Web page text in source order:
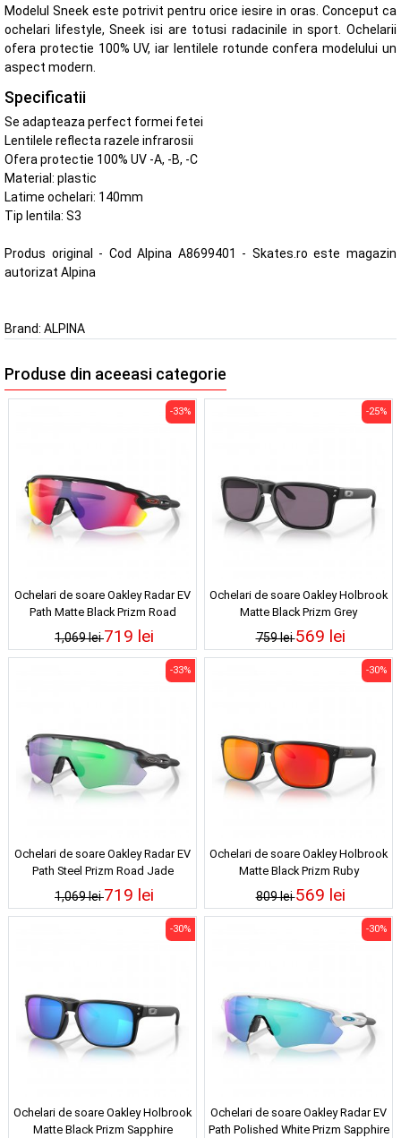
Modelul Sneek este potrivit pentru orice iesire in oras. Conceput ca
ochelari lifestyle, Sneek isi are totusi radacinile in sport. Ochelarii
ofera protectie 100% UV, iar lentilele rotunde confera modelului un
aspect modern.
Specificatii
Se adapteaza perfect formei fetei
Lentilele reflecta razele infrarosii
Ofera protectie 100% UV -A, -B, -C
Material: plastic
Latime ochelari: 140mm
Tip lentila: S3
Produs original - Cod Alpina A8699401 - Skates.ro este magazin
autorizat Alpina
Brand: ALPINA
Produse din aceeasi categorie
Ochelari de soare Oakley Radar EV
Path Matte Black Prizm Road
1,069 lei
-33%
719 lei
Ochelari de soare Oakley Holbrook
Matte Black Prizm Grey
759 lei
-25%
569 lei
Ochelari de soare Oakley Radar EV
Path Steel Prizm Road Jade
1,069 lei
-33%
719 lei
Ochelari de soare Oakley Holbrook
Matte Black Prizm Ruby
809 lei
-30%
569 lei
Ochelari de soare Oakley Holbrook
Matte Black Prizm Sapphire
-30%
Ochelari de soare Oakley Radar EV
Path Polished White Prizm Sapphire
-30%